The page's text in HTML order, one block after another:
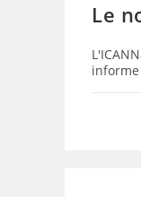
Le